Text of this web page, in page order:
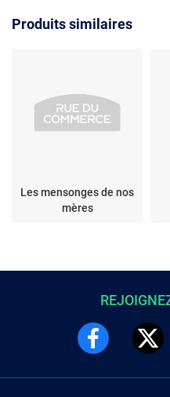
Produits similaires
Les mensonges de nos
mères